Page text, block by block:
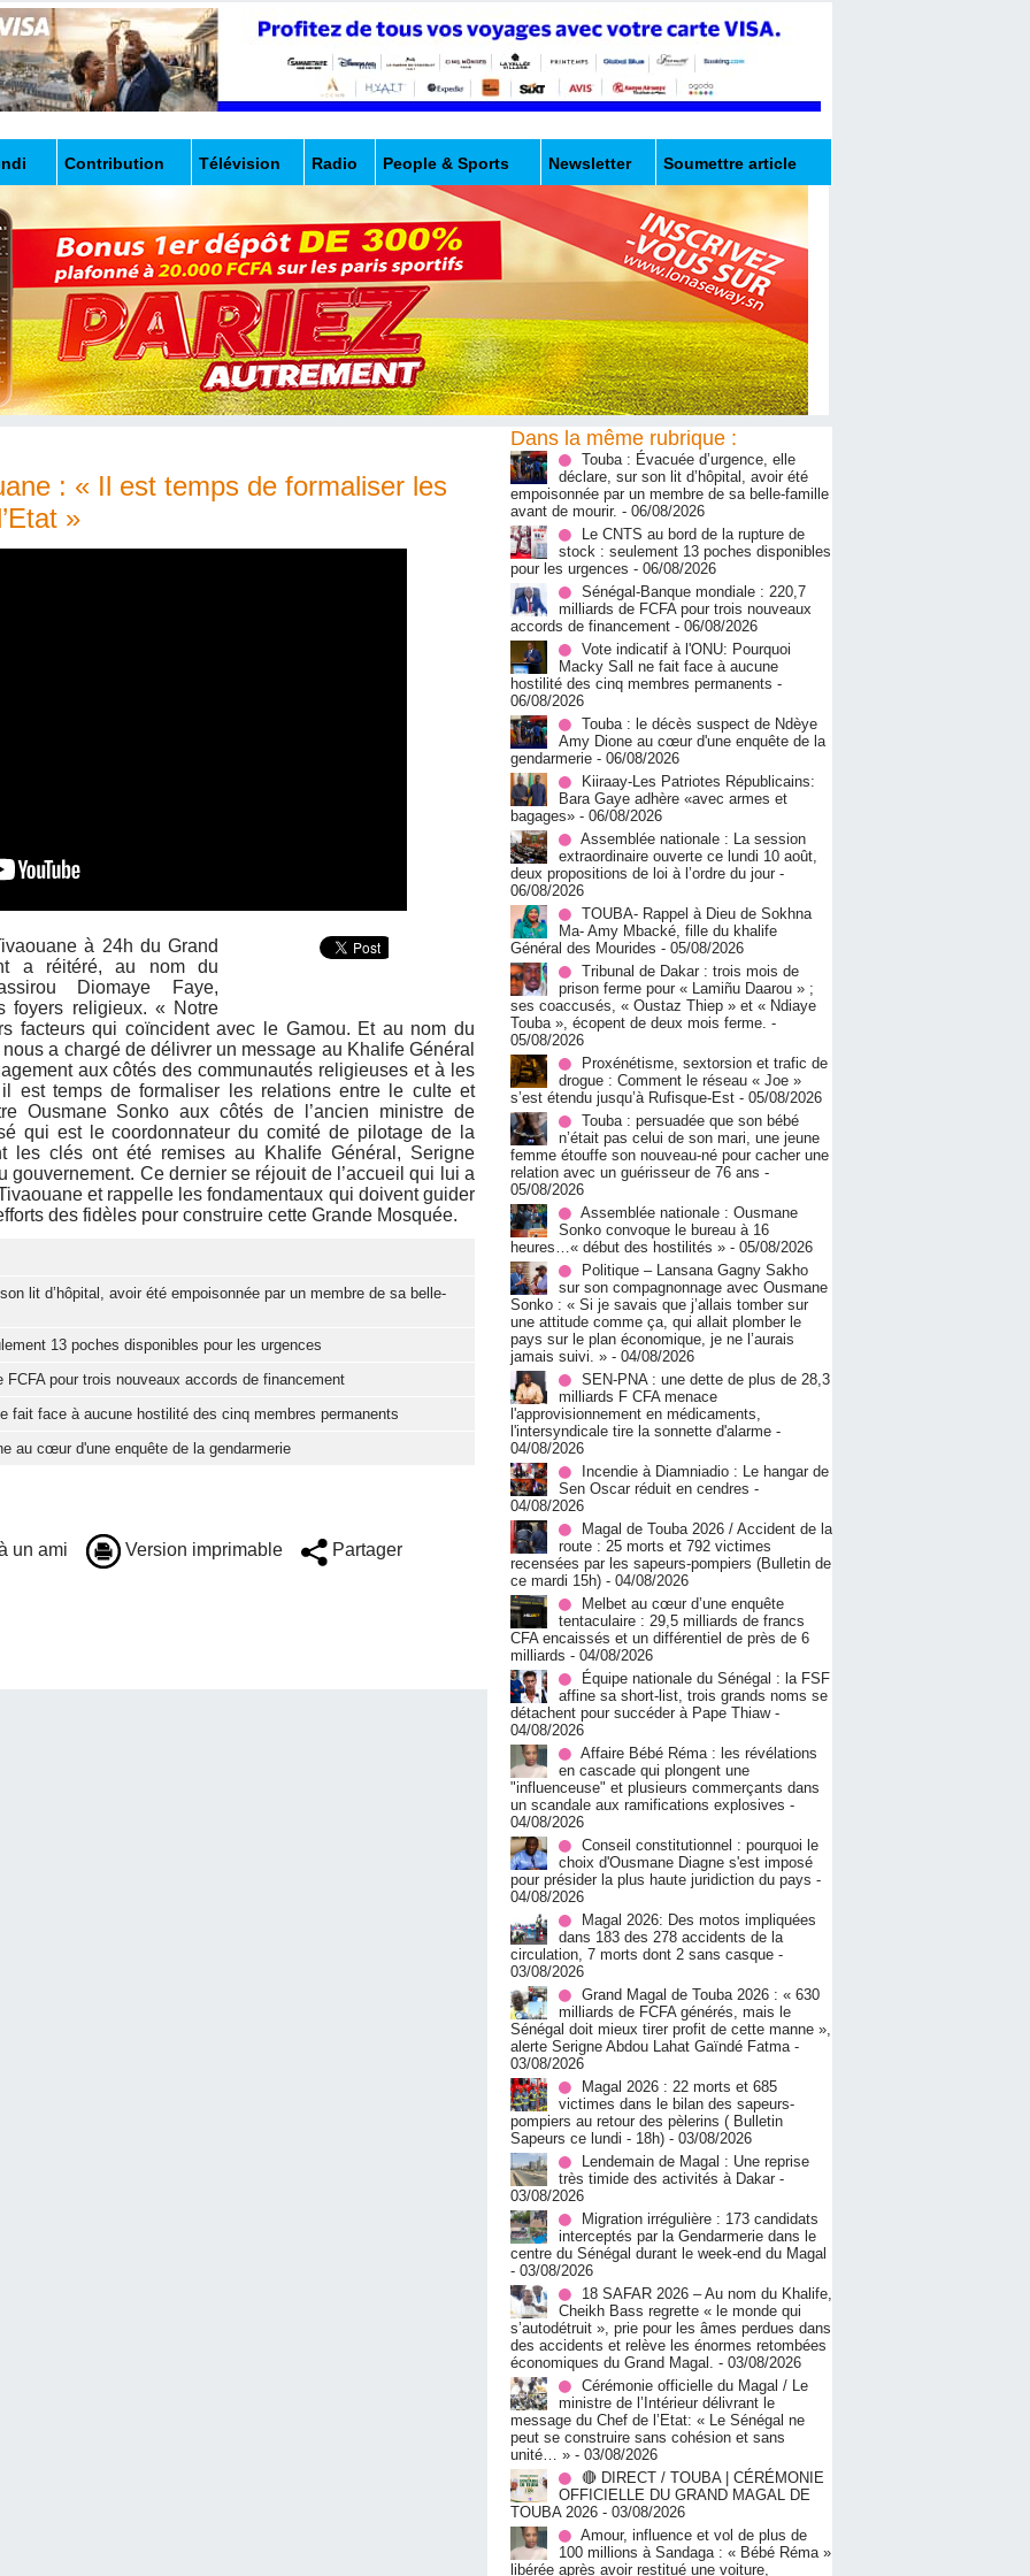
Contribution Télévision Radio People & Sports Newsletter Soumettre article
: « Il est temps de formaliser les
»
à 24h du Grand
a réitéré, au nom du
Diomaye Faye,
foyers religieux. « Notre
facteurs qui coïncident avec le Gamou. Et au nom du
a chargé de délivrer un message au Khalife Général
aux côtés des communautés religieuses et à les
est temps de formaliser les relations entre le culte et
Ousmane Sonko aux côtés de l’ancien ministre de
qui est le coordonnateur du comité de pilotage de la
les clés ont été remises au Khalife Général, Serigne
gouvernement. Ce dernier se réjouit de l’accueil qui lui a
et rappelle les fondamentaux qui doivent guider
des fidèles pour construire cette Grande Mosquée.
lit d’hôpital, avoir été empoisonnée par un membre de sa belle-
13 poches disponibles pour les urgences
pour trois nouveaux accords de financement
fait face à aucune hostilité des cinq membres permanents
au cœur d'une enquête de la gendarmerie
un ami Version imprimable Partager
Dans la même rubrique :
Touba : Évacuée d’urgence, elle
déclare, sur son lit d’hôpital, avoir été
empoisonnée par un membre de sa belle-famille
avant de mourir. - 06/08/2026
Le CNTS au bord de la rupture de
stock : seulement 13 poches disponibles
pour les urgences - 06/08/2026
Sénégal-Banque mondiale : 220,7
milliards de FCFA pour trois nouveaux
accords de financement - 06/08/2026
Vote indicatif à l'ONU: Pourquoi
Macky Sall ne fait face à aucune
hostilité des cinq membres permanents -
06/08/2026
Touba : le décès suspect de Ndèye
Amy Dione au cœur d'une enquête de la
gendarmerie - 06/08/2026
Kiiraay-Les Patriotes Républicains:
Bara Gaye adhère «avec armes et
bagages» - 06/08/2026
Assemblée nationale : La session
extraordinaire ouverte ce lundi 10 août,
deux propositions de loi à l’ordre du jour -
06/08/2026
TOUBA- Rappel à Dieu de Sokhna
Ma- Amy Mbacké, fille du khalife
Général des Mourides - 05/08/2026
Tribunal de Dakar : trois mois de
prison ferme pour « Lamiñu Daarou » ;
ses coaccusés, « Oustaz Thiep » et « Ndiaye
Touba », écopent de deux mois ferme. -
05/08/2026
Proxénétisme, sextorsion et trafic de
drogue : Comment le réseau « Joe »
s’est étendu jusqu’à Rufisque-Est - 05/08/2026
Touba : persuadée que son bébé
n’était pas celui de son mari, une jeune
femme étouffe son nouveau-né pour cacher une
relation avec un guérisseur de 76 ans -
05/08/2026
Assemblée nationale : Ousmane
Sonko convoque le bureau à 16
heures…« début des hostilités » - 05/08/2026
Politique – Lansana Gagny Sakho
sur son compagnonnage avec Ousmane
Sonko : « Si je savais que j’allais tomber sur
une attitude comme ça, qui allait plomber le
pays sur le plan économique, je ne l’aurais
jamais suivi. » - 04/08/2026
SEN-PNA : une dette de plus de 28,3
milliards F CFA menace
l'approvisionnement en médicaments,
l'intersyndicale tire la sonnette d'alarme -
04/08/2026
Incendie à Diamniadio : Le hangar de
Sen Oscar réduit en cendres -
04/08/2026
Magal de Touba 2026 / Accident de la
route : 25 morts et 792 victimes
recensées par les sapeurs-pompiers (Bulletin de
ce mardi 15h) - 04/08/2026
Melbet au cœur d’une enquête
tentaculaire : 29,5 milliards de francs
CFA encaissés et un différentiel de près de 6
milliards - 04/08/2026
Équipe nationale du Sénégal : la FSF
affine sa short-list, trois grands noms se
détachent pour succéder à Pape Thiaw -
04/08/2026
Affaire Bébé Réma : les révélations
en cascade qui plongent une
"influenceuse" et plusieurs commerçants dans
un scandale aux ramifications explosives -
04/08/2026
Conseil constitutionnel : pourquoi le
choix d'Ousmane Diagne s'est imposé
pour présider la plus haute juridiction du pays -
04/08/2026
Magal 2026: Des motos impliquées
dans 183 des 278 accidents de la
circulation, 7 morts dont 2 sans casque -
03/08/2026
Grand Magal de Touba 2026 : « 630
milliards de FCFA générés, mais le
Sénégal doit mieux tirer profit de cette manne »,
alerte Serigne Abdou Lahat Gaïndé Fatma -
03/08/2026
Magal 2026 : 22 morts et 685
victimes dans le bilan des sapeurs-
pompiers au retour des pèlerins ( Bulletin
Sapeurs ce lundi - 18h) - 03/08/2026
Lendemain de Magal : Une reprise
très timide des activités à Dakar -
03/08/2026
Migration irrégulière : 173 candidats
interceptés par la Gendarmerie dans le
centre du Sénégal durant le week-end du Magal
- 03/08/2026
18 SAFAR 2026 – Au nom du Khalife,
Cheikh Bass regrette « le monde qui
s’autodétruit », prie pour les âmes perdues dans
des accidents et relève les énormes retombées
économiques du Grand Magal. - 03/08/2026
Cérémonie officielle du Magal / Le
ministre de l’Intérieur délivrant le
message du Chef de l’Etat: « Le Sénégal ne
peut se construire sans cohésion et sans
unité… » - 03/08/2026
🔴 DIRECT / TOUBA | CÉRÉMONIE
OFFICIELLE DU GRAND MAGAL DE
TOUBA 2026 - 03/08/2026
Amour, influence et vol de plus de
100 millions à Sandaga : « Bébé Réma »
libérée après avoir restitué une voiture,